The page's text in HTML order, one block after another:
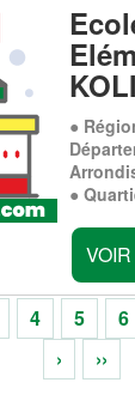
●
●
4 5 6
›
››